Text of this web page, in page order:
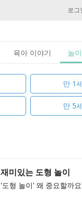
로그
육아 이야기 놀
만 1세
만 5세
재미있는 도형 놀이
'도형 놀이' 왜 중요할까